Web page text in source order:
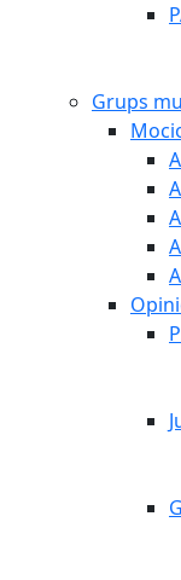
Grups